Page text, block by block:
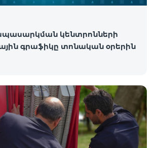
կենտրոնների
գրաֆիկը տոնական օրերին